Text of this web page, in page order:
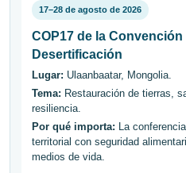
17–28 de agosto de 2026
COP17 de la
Desertificación
Lugar: Ulaanbaatar, Mongolia.
Tema: Restauración de tierras,
resiliencia.
Por qué importa: La
territorial con seguridad
medios de vida.